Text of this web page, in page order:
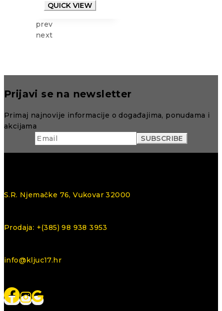
QUICK VIEW
prev
next
Prijavi se na newsletter
Primaj najnovije informacije o događajima, ponudama i
akcijama
S.R. Njemačke 76, Vukovar 32000
Prodaja: +(385) 98 938 3953
info@kljuc17.hr